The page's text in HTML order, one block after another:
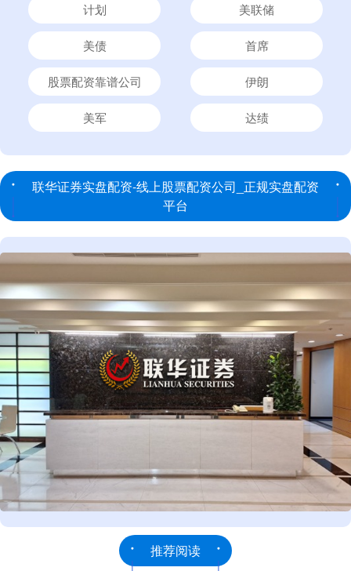
计划 美联储
美债 首席
股票配资靠谱公司 伊朗
美军 达绩
联华证券实盘配资-线上股票配资公司_正规实盘配资
平台
推荐阅读